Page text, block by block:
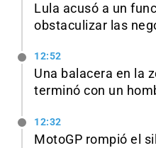
Lula acusó a un
obstaculizar las
12:52
Una balacera en la
terminó con un
12:32
MotoGP rompió el